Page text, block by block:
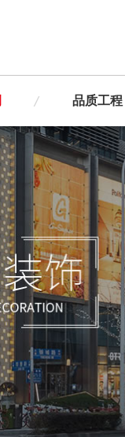
品质工程